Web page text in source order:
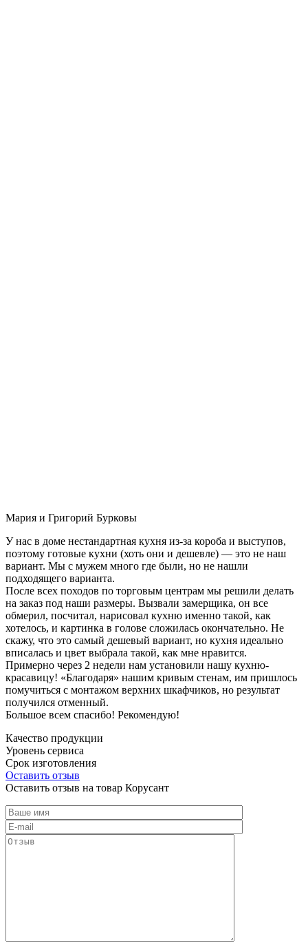
Мария и Григорий Бурковы
У нас в доме нестандартная кухня из-за короба и выступов,
поэтому готовые кухни (хоть они и дешевле) — это не наш
вариант. Мы с мужем много где были, но не нашли
подходящего варианта.
После всех походов по торговым центрам мы решили делать
на заказ под наши размеры. Вызвали замерщика, он все
обмерил, посчитал, нарисовал кухню именно такой, как
хотелось, и картинка в голове сложилась окончательно. Не
скажу, что это самый дешевый вариант, но кухня идеально
вписалась и цвет выбрала такой, как мне нравится.
Примерно через 2 недели нам установили нашу кухню-
красавицу! «Благодаря» нашим кривым стенам, им пришлось
помучиться с монтажом верхних шкафчиков, но результат
получился отменный.
Большое всем спасибо! Рекомендую!
Качество продукции
Уровень сервиса
Срок изготовления
Оставить отзыв
Оставить отзыв на товар Корусант